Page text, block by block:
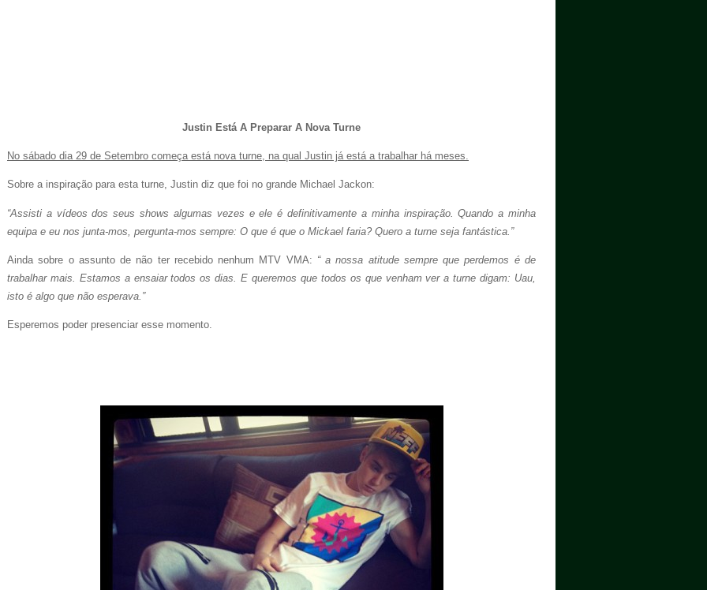
Justin Está A Preparar A Nova Turne
No sábado dia 29 de Setembro começa está nova turne, na qual Justin já está a trabalhar há meses.
Sobre a inspiração para esta turne, Justin diz que foi no grande Michael Jackon:
“Assisti a vídeos dos seus shows algumas vezes e ele é definitivamente a minha inspiração. Quando a minha
equipa e eu nos junta-mos, pergunta-mos sempre: O que é que o Mickael faria? Quero a turne seja fantástica.”
Ainda sobre o assunto de não ter recebido nenhum MTV VMA: “ a nossa atitude sempre que perdemos é de
trabalhar mais. Estamos a ensaiar todos os dias. E queremos que todos os que venham ver a turne digam: Uau,
isto é algo que não esperava.”
Esperemos poder presenciar esse momento.